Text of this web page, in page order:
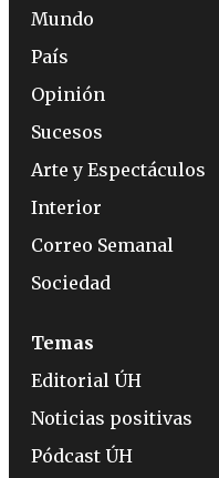
Mundo
País
Opinión
Sucesos
Arte y Espectáculos
Interior
Correo Semanal
Sociedad
Temas
Editorial ÚH
Noticias positivas
Pódcast ÚH